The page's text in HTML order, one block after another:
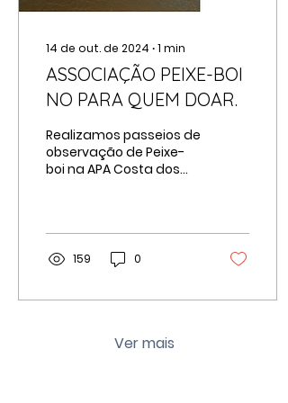
14 de out. de 2024 ∙1 min
ASSOCIAÇÃO PEIXE-BOI
NO PARA QUEM DOAR.
Realizamos passeios de
observação de Peixe-
boi na APA Costa dos
aulas/palestra de
educação...
159 0
Ver mais